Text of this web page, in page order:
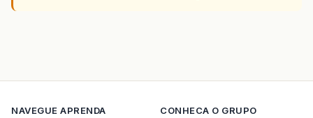
NAVEGUE APRENDA CONHECA O GRUPO